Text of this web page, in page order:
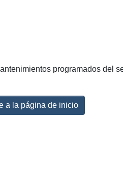
programados del
a la página de inicio